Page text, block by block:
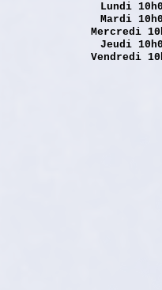
Lundi
Mardi
Mercredi
Jeudi
Vendredi